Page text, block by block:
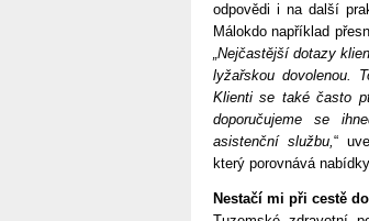
odpovědi i na další
Málokdo například
„Nejčastější dotazy
lyžařskou dovolenou.
Klienti se také často
doporučujeme se
asistenční službu,“
který porovnává
Nestačí mi při cestě